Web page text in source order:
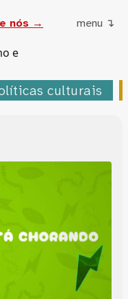
e
nós → menu ↴
culturais